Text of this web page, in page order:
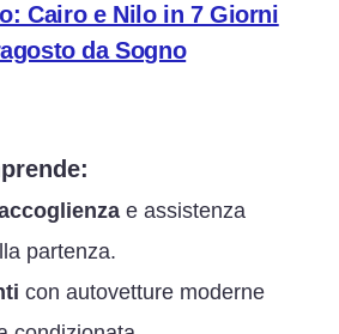
Cairo e Nilo in 7 Giorni
da Sogno
e assistenza
partenza.
con autovetture moderne